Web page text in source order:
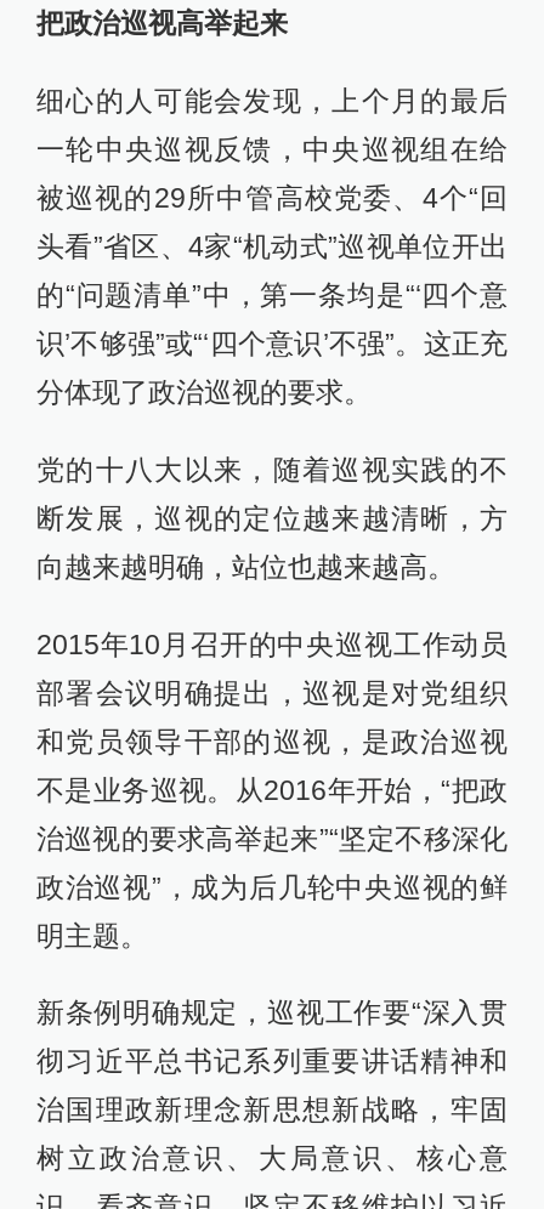
把政治巡视高举起来
细心的人可能会发现，上个月的最后
一轮中央巡视反馈，中央巡视组在给
被巡视的29所中管高校党委、4个“回
头看”省区、4家“机动式”巡视单位开出
的“问题清单”中，第一条均是“‘四个意
识’不够强”或“‘四个意识’不强”。这正充
分体现了政治巡视的要求。
党的十八大以来，随着巡视实践的不
断发展，巡视的定位越来越清晰，方
向越来越明确，站位也越来越高。
2015年10月召开的中央巡视工作动员
部署会议明确提出，巡视是对党组织
和党员领导干部的巡视，是政治巡视
不是业务巡视。从2016年开始，“把政
治巡视的要求高举起来”“坚定不移深化
政治巡视”，成为后几轮中央巡视的鲜
明主题。
新条例明确规定，巡视工作要“深入贯
彻习近平总书记系列重要讲话精神和
治国理政新理念新思想新战略，牢固
树立政治意识、大局意识、核心意